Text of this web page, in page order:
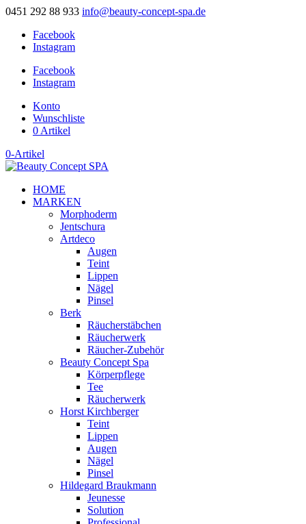
0451 292 88 933 info@beauty-concept-spa.de
Facebook
Instagram
Facebook
Instagram
Konto
Wunschliste
0 Artikel
0-Artikel
HOME
MARKEN
Morphoderm
Jentschura
Artdeco
Augen
Teint
Lippen
Nägel
Pinsel
Berk
Räucherstäbchen
Räucherwerk
Räucher-Zubehör
Beauty Concept Spa
Körperpflege
Tee
Räucherwerk
Horst Kirchberger
Teint
Lippen
Augen
Nägel
Pinsel
Hildegard Braukmann
Jeunesse
Solution